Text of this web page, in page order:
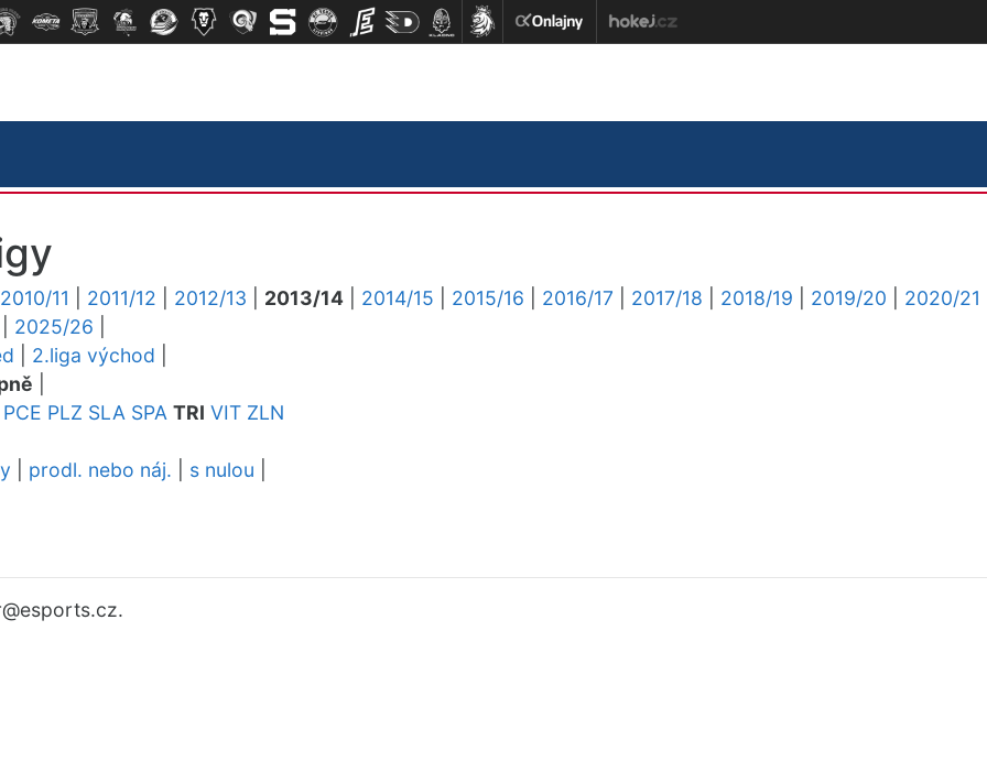
2010/11 2011/12 2012/13 2013/14 2014/15 2015/16 2016/17 2017/18 2018/19 2019/20
2020/21
2025/26
2.liga východ
PCE PLZ SLA SPA TRI VIT ZLN
prodl. nebo náj. s nulou
@esports.cz.